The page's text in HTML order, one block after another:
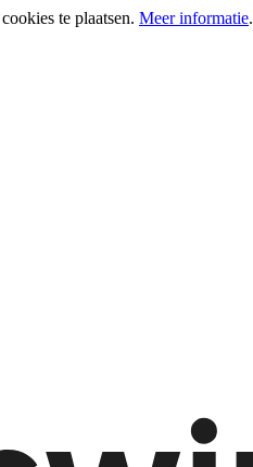
te plaatsen. Meer informatie.